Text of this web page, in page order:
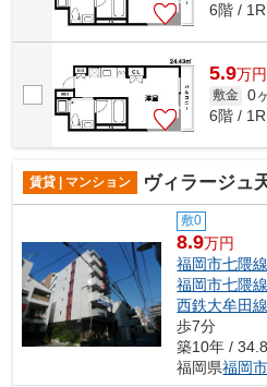
6階 /
5.9万円
敷金 0
6階 /
賃貸 | マンション ヴィラージュ
敷0
8.9万円
福岡市七隈線
福岡市七隈線
西鉄大牟田線
歩7分
築10年 /
福岡県福岡